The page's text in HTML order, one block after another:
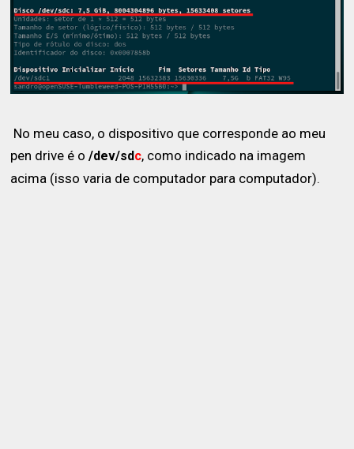
No meu caso, o dispositivo que corresponde ao meu
pen drive é o/dev/sdc, como indicado na imagem
acima (isso varia de computador para computador).